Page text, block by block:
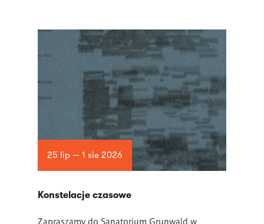
25 lip — 1 sie 2026
Konstelacje czasowe
Zapraszamy do Sanatorium Grunwald w